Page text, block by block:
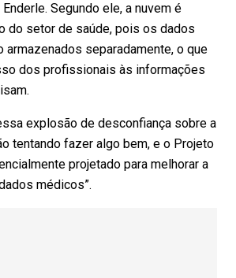
Segundo ele, a nuvem é
do setor de saúde, pois os dados
armazenados separadamente, o que
dos profissionais às informações
explosão de desconfiança sobre a
tentando fazer algo bem, e o Projeto
projetado para melhorar a
médicos”.